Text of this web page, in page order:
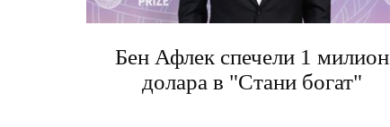
Бен Афлек спечели 1 милион
долара в "Стани богат"